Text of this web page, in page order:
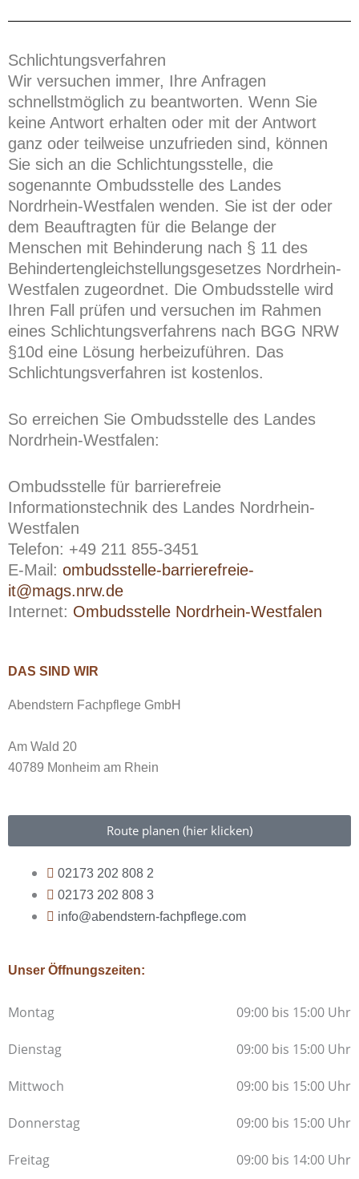
Schlichtungsverfahren
Wir versuchen immer, Ihre Anfragen
schnellstmöglich zu beantworten. Wenn Sie
keine Antwort erhalten oder mit der Antwort
ganz oder teilweise unzufrieden sind, können
Sie sich an die Schlichtungsstelle, die
sogenannte Ombudsstelle des Landes
Nordrhein-Westfalen wenden. Sie ist der oder
dem Beauftragten für die Belange der
Menschen mit Behinderung nach § 11 des
Behindertengleichstellungsgesetzes Nordrhein-
Westfalen zugeordnet. Die Ombudsstelle wird
Ihren Fall prüfen und versuchen im Rahmen
eines Schlichtungsverfahrens nach BGG NRW
§10d eine Lösung herbeizuführen. Das
Schlichtungsverfahren ist kostenlos.
So erreichen Sie Ombudsstelle des Landes
Nordrhein-Westfalen:
Ombudsstelle für barrierefreie
Informationstechnik des Landes Nordrhein-
Westfalen
Telefon: +49 211 855-3451
E-Mail: ombudsstelle-barrierefreie-
it@mags.nrw.de
Internet: Ombudsstelle Nordrhein-Westfalen
DAS SIND WIR
Abendstern Fachpflege GmbH
Am Wald 20
40789 Monheim am Rhein
Route planen (hier klicken)
02173 202 808 2
02173 202 808 3
info@abendstern-fachpflege.com
Unser Öffnungszeiten:
Montag 09:00 bis 15:00 Uhr
Dienstag 09:00 bis 15:00 Uhr
Mittwoch 09:00 bis 15:00 Uhr
Donnerstag 09:00 bis 15:00 Uhr
Freitag 09:00 bis 14:00 Uhr